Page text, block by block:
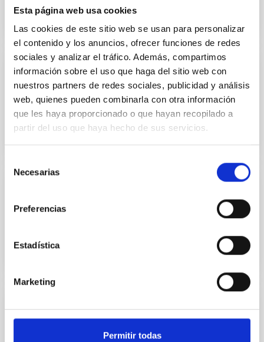
Esta página web usa cookies
Las cookies de este sitio web se usan para personalizar
el contenido y los anuncios, ofrecer funciones de redes
sociales y analizar el tráfico. Además, compartimos
información sobre el uso que haga del sitio web con
nuestros partners de redes sociales, publicidad y análisis
web, quienes pueden combinarla con otra información
que les haya proporcionado o que hayan recopilado a
partir del uso que haya hecho de sus servicios.
Necesarias
Preferencias
Estadística
Marketing
Permitir todas
Member
Jenny Hiscock
UK Science and Technology Facilities Council
J Miguel Mas Hesse
Member
Aurélie Marchaudon